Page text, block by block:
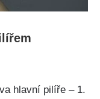
hlavní pilíře – 1.